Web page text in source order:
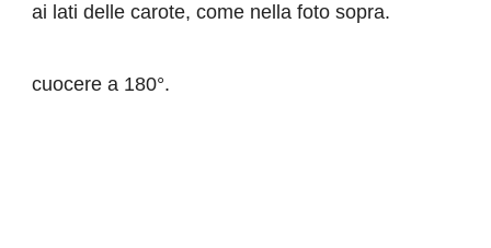
ai lati delle carote, come nella foto sopra.
cuocere a 180°.